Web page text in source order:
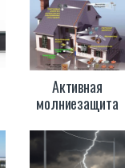
Активная
молниезащита